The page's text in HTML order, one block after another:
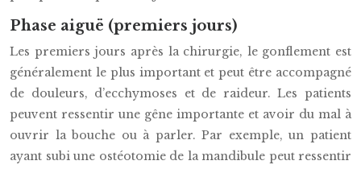
Phase aiguë (premiers jours)
Les premiers jours après la chirurgie, le gonflement est
généralement le plus important et peut être accompagné
de douleurs, d’ecchymoses et de raideur. Les patients
peuvent ressentir une gêne importante et avoir du mal à
ouvrir la bouche ou à parler. Par exemple, un patient
ayant subi une ostéotomie de la mandibule peut ressentir